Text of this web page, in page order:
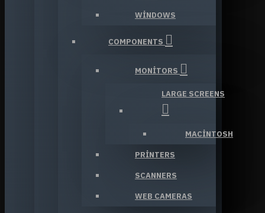
WINDOWS
COMPONENTS
MONITORS
LARGE SCREENS
MACINTOSH
PRINTERS
SCANNERS
WEB CAMERAS